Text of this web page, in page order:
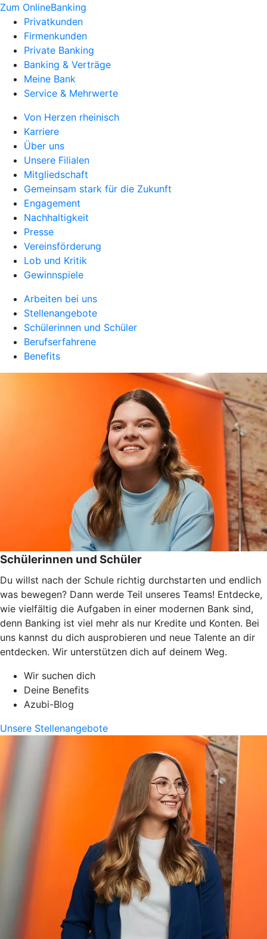
Zum OnlineBanking
Privatkunden
Firmenkunden
Private Banking
Banking & Verträge
Meine Bank
Service & Mehrwerte
Von Herzen rheinisch
Karriere
Über uns
Unsere Filialen
Mitgliedschaft
Gemeinsam stark für die Zukunft
Engagement
Nachhaltigkeit
Presse
Vereinsförderung
Lob und Kritik
Gewinnspiele
Arbeiten bei uns
Stellenangebote
Schülerinnen und Schüler
Berufserfahrene
Benefits
Schülerinnen und Schüler
Du willst nach der Schule richtig durchstarten und endlich
was bewegen? Dann werde Teil unseres Teams! Entdecke,
wie vielfältig die Aufgaben in einer modernen Bank sind,
denn Banking ist viel mehr als nur Kredite und Konten. Bei
uns kannst du dich ausprobieren und neue Talente an dir
entdecken. Wir unterstützen dich auf deinem Weg.
Wir suchen dich
Deine Benefits
Azubi-Blog
Unsere Stellenangebote